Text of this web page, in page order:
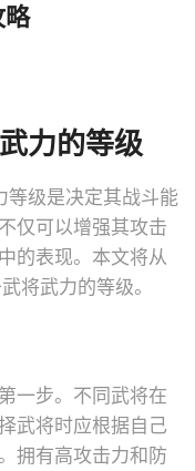
略
力的等级
等级是决定其战斗能
仅可以增强其攻击
的表现。本文将从
将武力的等级。
一步。不同武将在
武将时应根据自己
拥有高攻击力和防